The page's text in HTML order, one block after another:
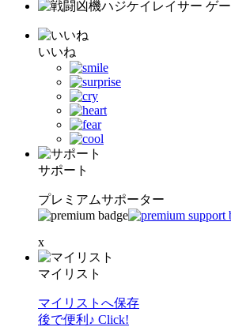
いいね
サポート
プレミアムサポーター
x
マイリスト
マイリストへ保存
後で便利♪ Click!